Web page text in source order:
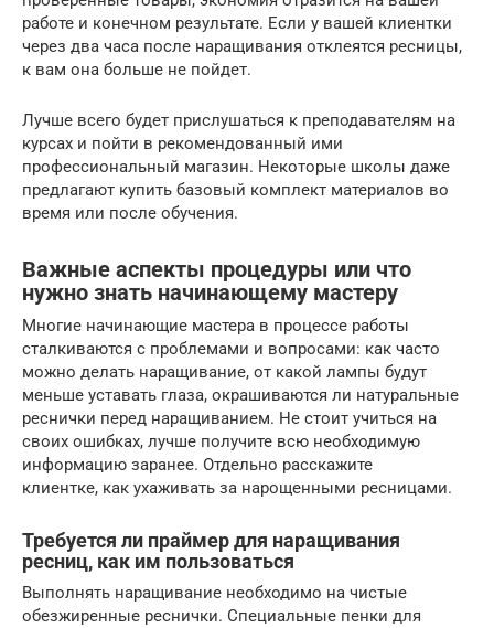
работе и конечном результате. Если у вашей клиентки
через два часа после наращивания отклеятся ресницы,
к вам она больше не пойдет.
Лучше всего будет прислушаться к преподавателям на
курсах и пойти в рекомендованный ими
профессиональный магазин. Некоторые школы даже
предлагают купить базовый комплект материалов во
время или после обучения.
Важные аспекты процедуры или что
нужно знать начинающему мастеру
Многие начинающие мастера в процессе работы
сталкиваются с проблемами и вопросами: как часто
можно делать наращивание, от какой лампы будут
меньше уставать глаза, окрашиваются ли натуральные
реснички перед наращиванием. Не стоит учиться на
своих ошибках, лучше получите всю необходимую
информацию заранее. Отдельно расскажите
клиентке, как ухаживать за нарощенными ресницами.
Требуется ли праймер для наращивания
ресниц, как им пользоваться
Выполнять наращивание необходимо на чистые
обезжиренные реснички. Специальные пенки для